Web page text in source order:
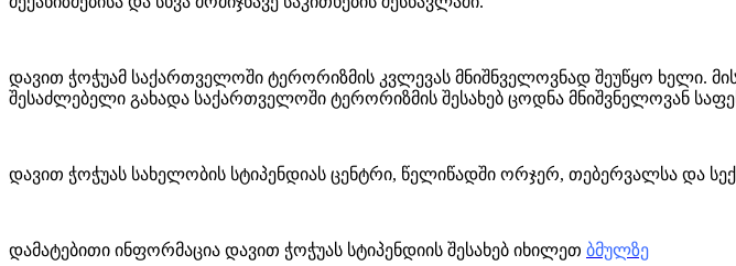
დავით ჭოჭუამ საქართველოში ტერორიზმის კვლევას მნიშნველოვნად შეუწყო ხელი.
შესაძლებელი გახადა საქართველოში ტერორიზმის შესახებ ცოდნა მნიშვნელოვან
დავით ჭოჭუას სახელობის სტიპენდიას ცენტრი, წელიწადში ორჯერ, თებერვალსა და
დამატებითი ინფორმაცია დავით ჭოჭუას სტიპენდიის შესახებ იხილეთ ბმულზე